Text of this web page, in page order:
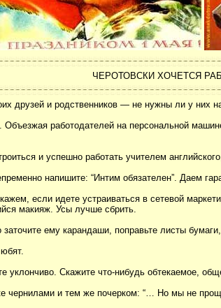
ЧЕРОТОВСКИ ХОЧЕТСЯ
друзей и родственников — не нужны ли у
работодателей на персональной
и успешно работать учителем
напишите: “Интим обязателен”. Даем
если идете устраиваться в сетевой
макияж. Усы лучше сбрить.
ему карандаши, поправьте листы
уклончиво. Скажите что-нибудь обтекаемое,
чернилами и тем же почерком: “… Но мы не